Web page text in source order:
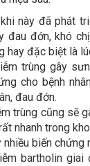
này đã phát
đau đớn, khó
hay đặc biệt là
trùng gây
cho bệnh
đau đớn.
trùng cũng sẽ
nhanh trong
biến chứng
bartholin giai